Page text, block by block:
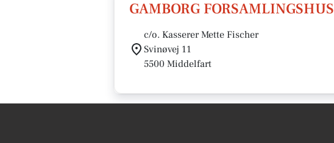
GAMBORG FORSAMLINGSHUS
c/o. Kasserer Mette Fischer
Svinøvej 11
5500 Middelfart